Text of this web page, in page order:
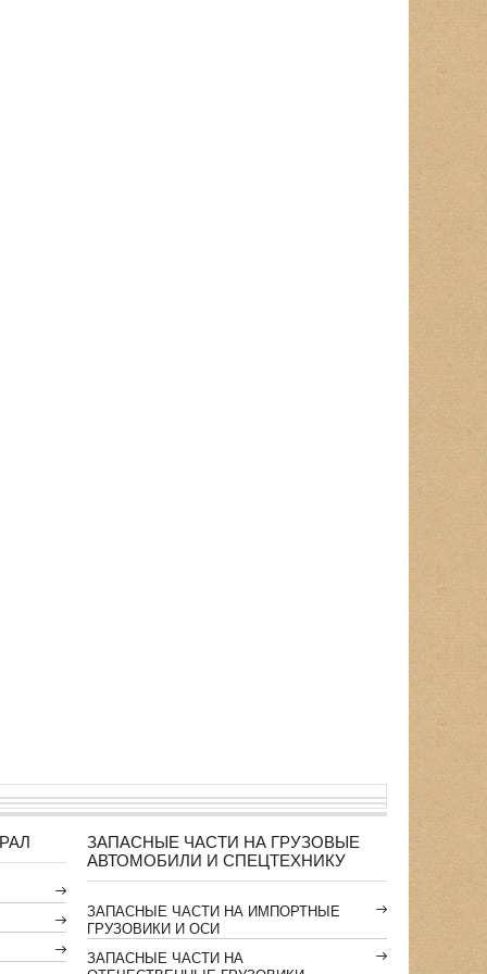
ЗАПАСНЫЕ ЧАСТИ НА ГРУЗОВЫЕ
АВТОМОБИЛИ И СПЕЦТЕХНИКУ
ЗАПАСНЫЕ ЧАСТИ НА ИМПОРТНЫЕ
ГРУЗОВИКИ И ОСИ
ЗАПАСНЫЕ ЧАСТИ НА